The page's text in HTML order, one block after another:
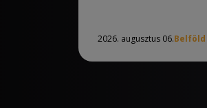
2026. augusztus 06.Belföld